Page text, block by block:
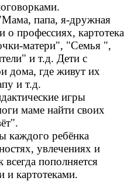
папа, я-дружная
профессиях, картотека
матери", "Семья ",
и т.д. Дети с
дома, где живут их
и т.д.
игры
маме найти своих
каждого ребёнка
увлечениях и
пополняется
картотеками.